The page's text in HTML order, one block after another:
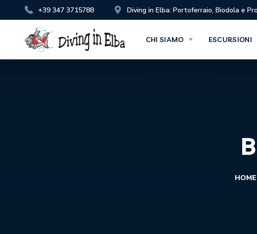
+39 347 3715788 Diving in Elba: Portoferraio, Biodola e
CHI SIAMO ESCURSIONI
VACANZE ALL’ELBA
HOME